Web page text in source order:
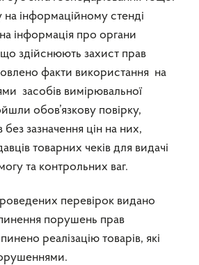
інформаційному стенді
інформація про органи
здійснюють захист прав
факти використання на
засобів вимірювальної
обов’язкову повірку,
без зазначення цін на них,
товарних чеків для видачі
та контрольних ваг.
перевірок видано
порушень прав
реалізацію товарів, які